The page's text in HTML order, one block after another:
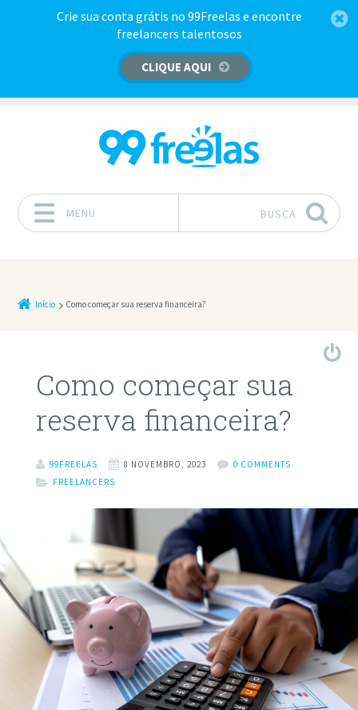
Crie sua conta grátis no 99Freelas e encontre
freelancers talentosos
CLIQUE AQUI
MENU BUSCA
Início Como começar sua reserva financeira?
Como começar sua
reserva financeira?
99FREELAS 8 NOVEMBRO, 2023
0 COMMENTS
FREELANCERS